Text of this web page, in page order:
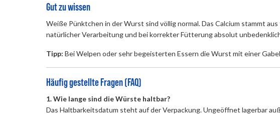
Gut zu wissen
Weiße Pünktchen in der Wurst sind völlig normal. Das Calcium stammt
natürlicher Verarbeitung und bei korrekter Fütterung absolut
Tipp: Bei Welpen oder sehr begeisterten Essern die Wurst mit einer
Häufig gestellte Fragen (FAQ)
1. Wie lange sind die Würste haltbar?
Das Haltbarkeitsdatum steht auf der Verpackung. Ungeöffnet lagerbar